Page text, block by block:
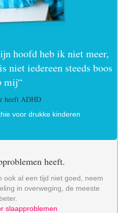
hoofd heb ik niet meer,
niet iedereen steeds boos
mij“
heeft ADHD
voor drukke kinderen
heeft.
ook al een tijd niet goed, neem
in overweging, de meeste
slaapproblemen